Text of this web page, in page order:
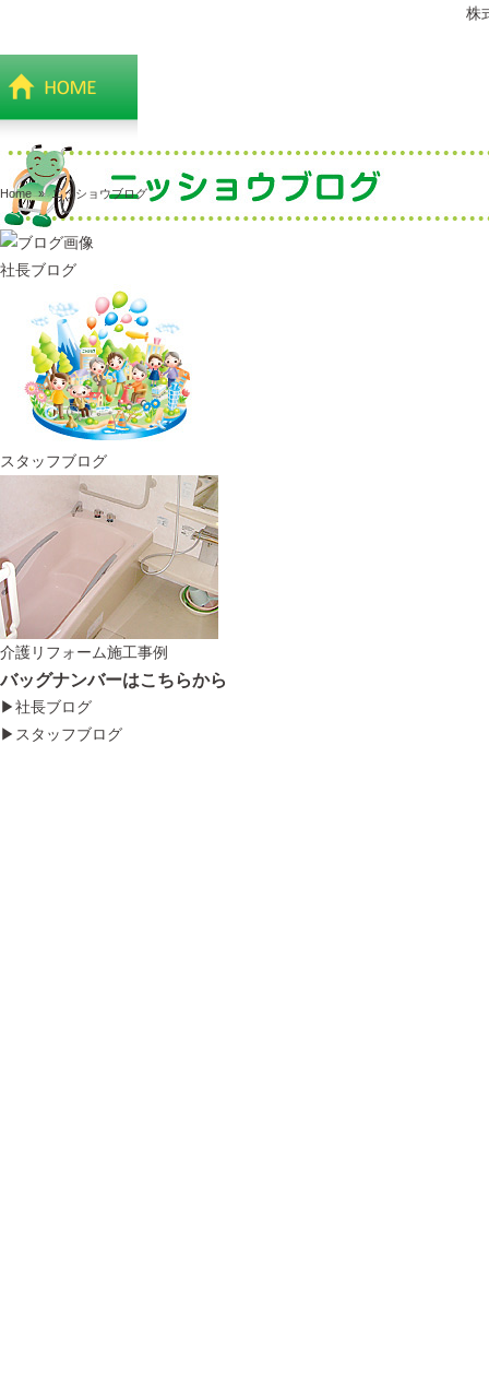
株
Home»ニッショウブログ
社長ブログ
スタッフブログ
介護リフォーム施工事例
バッグナンバーはこちらから
▶社長ブログ
▶スタッフブログ